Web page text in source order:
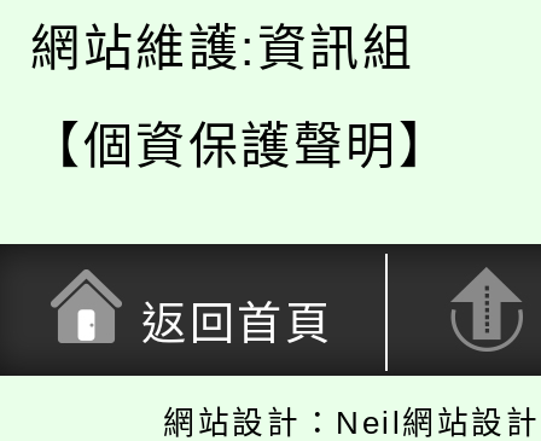
網站維護:資訊組
【個資保護聲明】
返回首頁
網站設計：Neil網站設